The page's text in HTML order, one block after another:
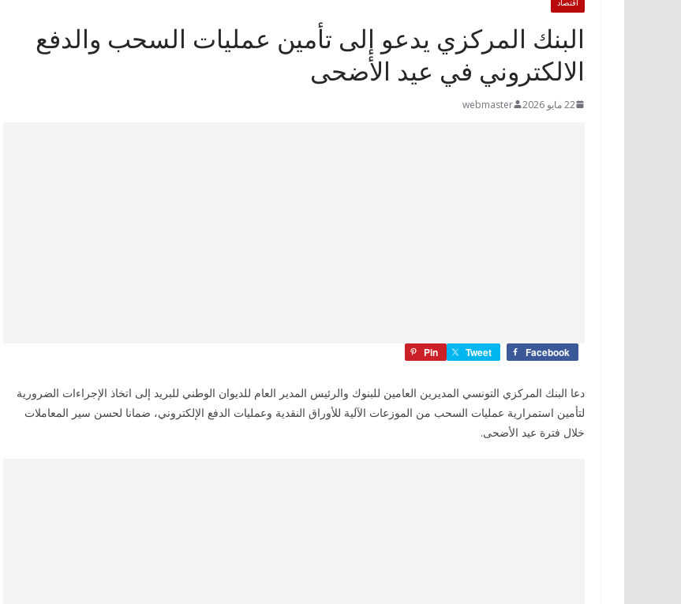
البنك المركزي يدعو إلى تأمين عمليات السحب والدفع
الالكتروني في عيد الأضحى
22 مايو 2026 webmaster
Facebook
Tweet
Pin
دعا البنك المركزي التونسي المديرين العامين للبنوك والرئيس المدير العام للديوان الوطني للبريد إلى اتخاذ الإجراءات الضرورية
لتأمين استمرارية عمليات السحب من الموزعات الآلية للأوراق النقدية وعمليات الدفع الإلكتروني، ضمانا لحسن سير المعاملات
خلال فترة عيد الأضحى.